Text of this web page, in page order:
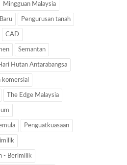
Mingguan Malaysia
Pengurusan tanah
CAD
Semantan
Hutan Antarabangsa
komersial
The Edge Malaysia
Penguatkuasaan
- Berimilik